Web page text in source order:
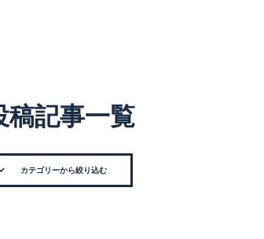
稿記事一覧
カテゴリーから絞り込む